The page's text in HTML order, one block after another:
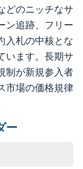
どのニッチなサ
ン追跡、フリー
入札の中核とな
います。長期サ
制が新規参入者
市場の価格規律
ー